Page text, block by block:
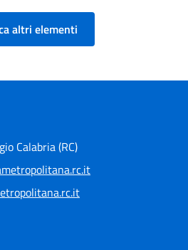
altri elementi
Calabria (RC)